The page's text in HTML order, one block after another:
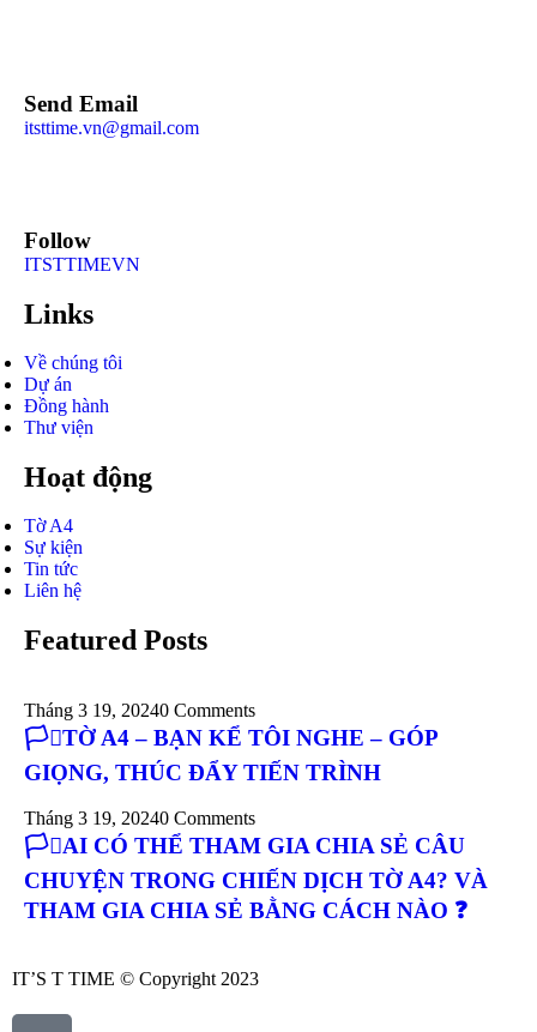
Send Email
itsttime.vn@gmail.com
Follow
ITSTTIMEVN
Links
Về chúng tôi
Dự án
Đồng hành
Thư viện
Hoạt động
Tờ A4
Sự kiện
Tin tức
Liên hệ
Featured Posts
Tháng 3 19, 20240 Comments
🏳️‍⚧️TỜ A4 – BẠN KỂ TÔI NGHE – GÓP
GIỌNG, THÚC ĐẨY TIẾN TRÌNH
Tháng 3 19, 20240 Comments
🏳️‍⚧️AI CÓ THỂ THAM GIA CHIA SẺ CÂU
CHUYỆN TRONG CHIẾN DỊCH TỜ A4? VÀ
THAM GIA CHIA SẺ BẰNG CÁCH NÀO ❓
IT’S T TIME © Copyright 2023